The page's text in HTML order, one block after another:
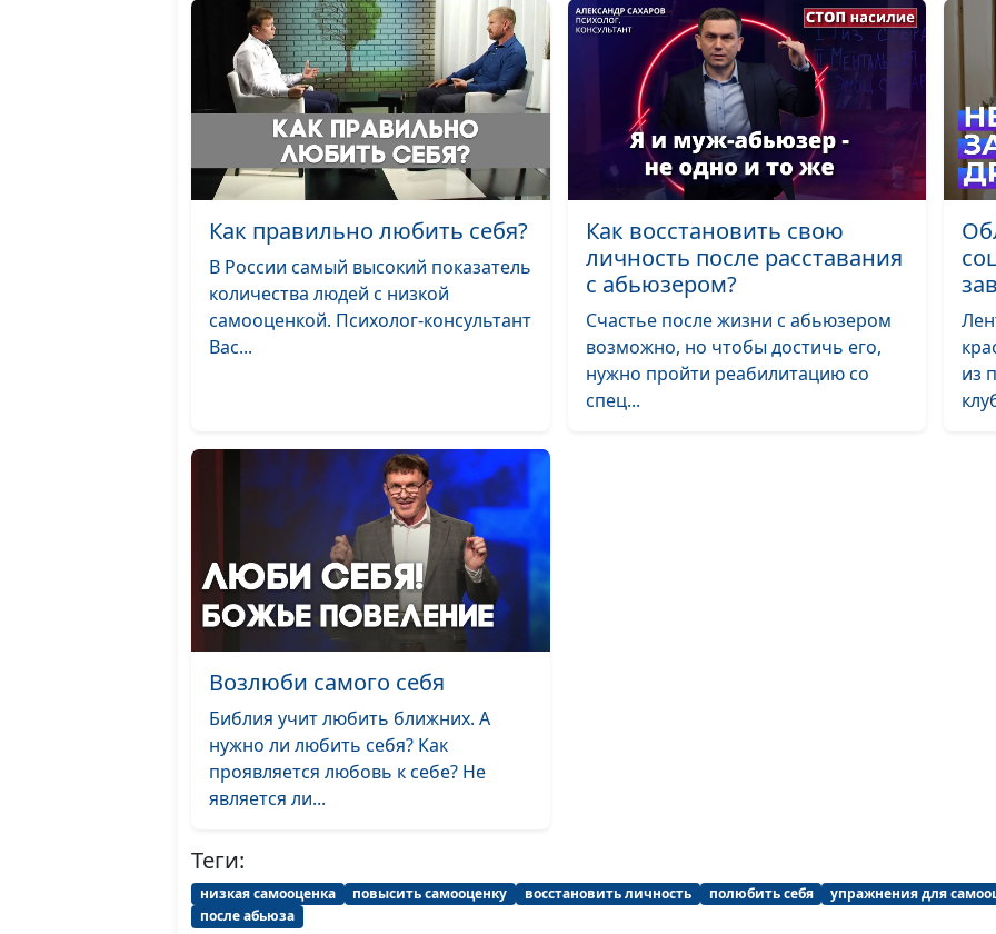
после
отношений?
манипуляции
абьюзера
Что делать, если
бывший?
Абьюз:
сценарию
Как правильно любить себя?
В России самый высокий показатель
количества людей с низкой
самооценкой. Психолог-консультант
Вас...
Как восстановить свою
личность после расставания
с абьюзером?
Счастье после жизни с абьюзером
возможно, но чтобы достичь его,
нужно пройти реабилитацию со
спец...
из
Возлюби самого себя
Библия учит любить ближних. А
нужно ли любить себя? Как
проявляется любовь к себе? Не
является ли...
Теги:
низкая самооценка повысить самооценку восстановить личность полюбить себя упражнения для
после абьюза